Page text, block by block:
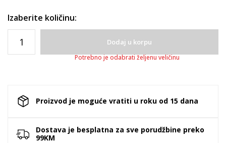
Izaberite količinu:
Dodaj u korpu
Potrebno je odabrati željenu veličinu
Proizvod je moguće vratiti u roku od 15 dana
Dostava je besplatna za sve porudžbine preko
99KM